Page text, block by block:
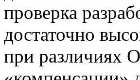
проверка
достаточно
при различиях